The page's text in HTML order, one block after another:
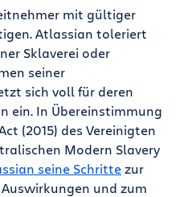
mit gültiger
Atlassian toleriert
Sklaverei oder
seiner
sich voll für deren
ein. In Übereinstimmung
(2015) des Vereinigten
Modern Slavery
seine Schrittezur
und zum